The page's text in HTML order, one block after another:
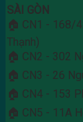
SÀI GÒN
🏠 CN1 - 168/
Thạnh)
🏠 CN2 - 302
🏠 CN3 - 26
🏠 CN4 - 153
🏠 CN5 - 11A